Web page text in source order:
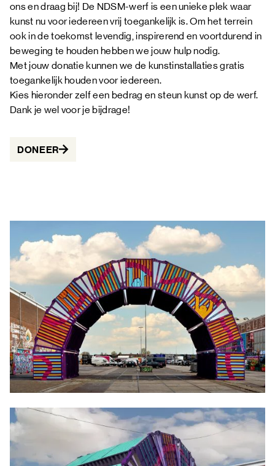
ons en draag bij! De NDSM-werf is een unieke plek waar
kunst nu voor iedereen vrij toegankelijk is. Om het terrein
ook in de toekomst levendig, inspirerend en voortdurend in
beweging te houden hebben we jouw hulp nodig.
Met jouw donatie kunnen we de kunstinstallaties gratis
toegankelijk houden voor iedereen.
Kies hieronder zelf een bedrag en steun kunst op de werf.
Dank je wel voor je bijdrage!
DONEER